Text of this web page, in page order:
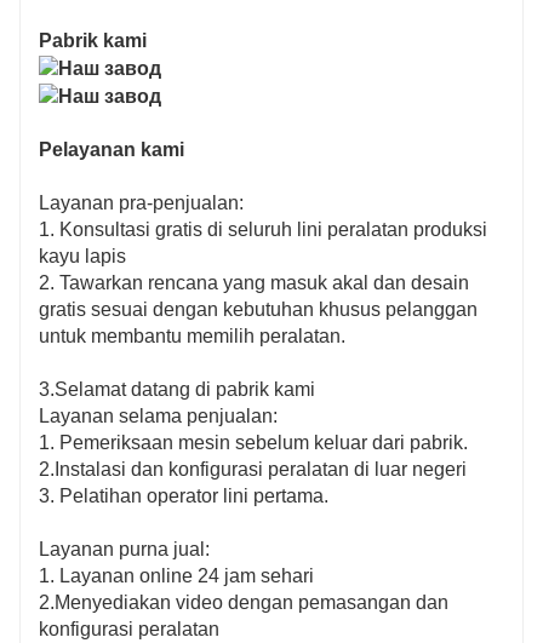
Pabrik kami
Pelayanan kami
Layanan pra-penjualan:
1. Konsultasi gratis di seluruh lini peralatan produksi
kayu lapis
2. Tawarkan rencana yang masuk akal dan desain
gratis sesuai dengan kebutuhan khusus pelanggan
untuk membantu memilih peralatan.
3.Selamat datang di pabrik kami
Layanan selama penjualan:
1. Pemeriksaan mesin sebelum keluar dari pabrik.
2.Instalasi dan konfigurasi peralatan di luar negeri
3. Pelatihan operator lini pertama.
Layanan purna jual:
1. Layanan online 24 jam sehari
2.Menyediakan video dengan pemasangan dan
konfigurasi peralatan